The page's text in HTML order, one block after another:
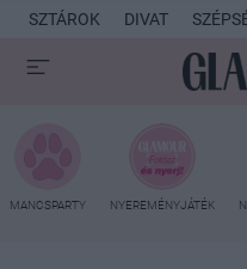
SZTÁROK DIVAT
MANCSPARTY NYEREMÉNYJÁTÉK